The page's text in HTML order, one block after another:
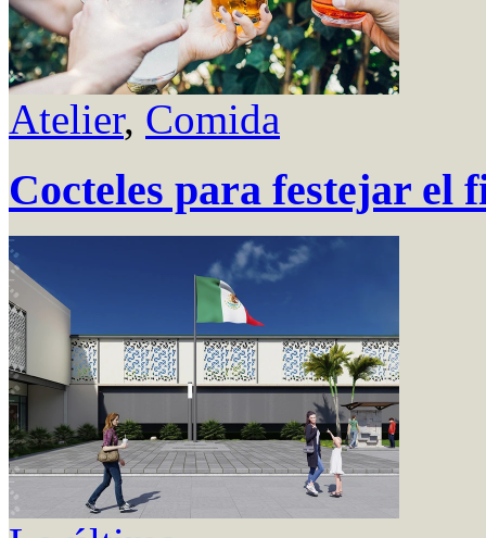
Atelier, Comida
Cocteles para festejar el